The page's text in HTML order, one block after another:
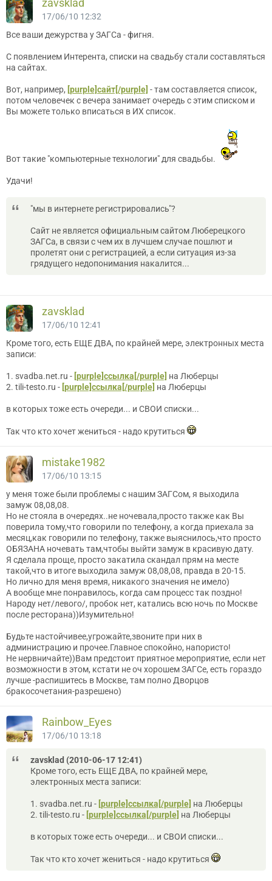
zavsklad
17/06/10 12:32
Все ваши дежурства у ЗАГСа - фигня.
С появлением Интерента, списки на свадьбу стали составляться
на сайтах.
Вот, например, [purple]сайт[/purple] - там составляется список,
потом человечек с вечера занимает очередь с этим списком и
Вы можете только вписаться в ИХ список.
Вот такие "компьютерные технологии" для свадьбы.
Удачи!
"мы в интернете регистрировались"?
Сайт не является официальным сайтом Люберецкого
ЗАГСа, в связи с чем их в лучшем случае пошлют и
пролетят они с регистрацией, а если ситуация из-за
грядущего недопонимания накалится...
zavsklad
17/06/10 12:41
Кроме того, есть ЕЩЕ ДВА, по крайней мере, электронных места
записи:
1. svadba.net.ru - [purple]ссылка[/purple] на Люберцы
2. tili-testo.ru - [purple]ссылка[/purple] на Люберцы
в которых тоже есть очереди... и СВОИ списки...
Так что кто хочет жениться - надо крутиться
mistake1982
17/06/10 13:15
у меня тоже были проблемы с нашим ЗАГСом, я выходила
замуж 08,08,08.
Но не стояла в очередях..не ночевала,просто также как Вы
поверила тому,что говорили по телефону, а когда приехала за
месяц,как говорили по телефону, также выяснилось,что просто
ОБЯЗАНА ночевать там,чтобы выйти замуж в красивую дату.
Я сделала проще, просто закатила скандал прям на месте
такой,что в итоге выходила замуж 08,08,08, правда в 20-15.
Но лично для меня время, никакого значения не имело)
А вообще мне понравилось, когда сам процесс так поздно!
Народу нет/левого/, пробок нет, катались всю ночь по Москве
после ресторана))Изумительно!
Будьте настойчивее,угрожайте,звоните при них в
администрацию и прочее.Главное спокойно, напористо!
Не нервничайте))Вам предстоит приятное мероприятие, если нет
возможности в этом, кстати не оч хорошем ЗАГСе, есть гораздо
лучше -распишитесь в Москве, там полно Дворцов
бракосочетания-разрешено)
Rainbow_Eyes
17/06/10 13:18
zavsklad (2010-06-17 12:41)
Кроме того, есть ЕЩЕ ДВА, по крайней мере,
электронных места записи:
1. svadba.net.ru - [purple]ссылка[/purple] на Люберцы
2. tili-testo.ru - [purple]ссылка[/purple] на Люберцы
в которых тоже есть очереди... и СВОИ списки...
Так что кто хочет жениться - надо крутиться